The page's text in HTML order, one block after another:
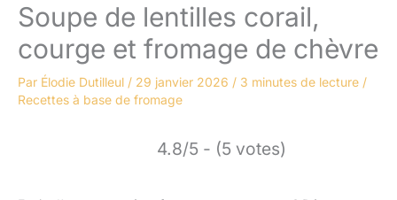
Soupe de lentilles corail,
courge et fromage de chèvre
Par Élodie Dutilleul / 29 janvier 2026 / 3 minutes de lecture /
Recettes à base de fromage
4.8/5 - (5 votes)